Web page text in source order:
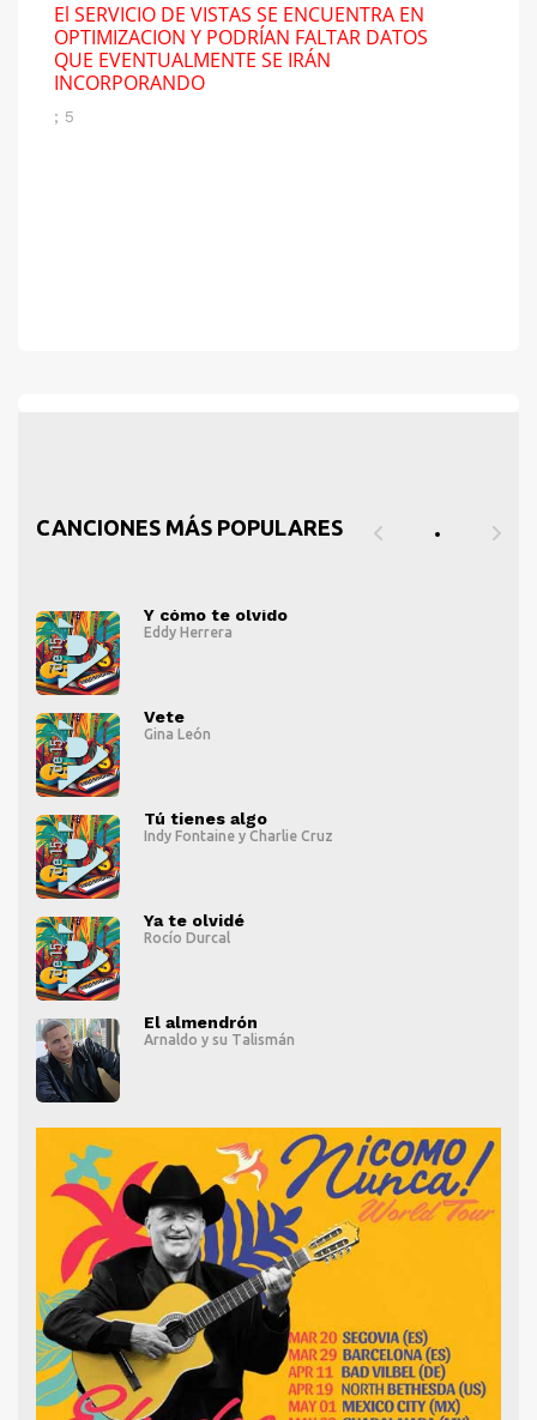
El SERVICIO DE VISTAS SE ENCUENTRA EN
OPTIMIZACION Y PODRÍAN FALTAR DATOS
QUE EVENTUALMENTE SE IRÁN
INCORPORANDO
; 5
CANCIONES MÁS POPULARES
Y cómo te olvido
Eddy Herrera
Vete
Gina León
Tú tienes algo
Indy Fontaine y Charlie Cruz
Ya te olvidé
Rocío Durcal
El almendrón
Arnaldo y su Talismán